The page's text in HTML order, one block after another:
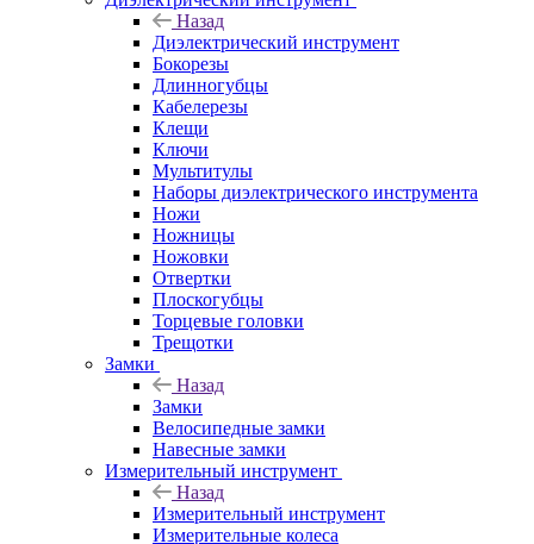
Назад
Диэлектрический инструмент
Бокорезы
Длинногубцы
Кабелерезы
Клещи
Ключи
Мультитулы
Наборы диэлектрического инструмента
Ножи
Ножницы
Ножовки
Отвертки
Плоскогубцы
Торцевые головки
Трещотки
Замки
Назад
Замки
Велосипедные замки
Навесные замки
Измерительный инструмент
Назад
Измерительный инструмент
Измерительные колеса